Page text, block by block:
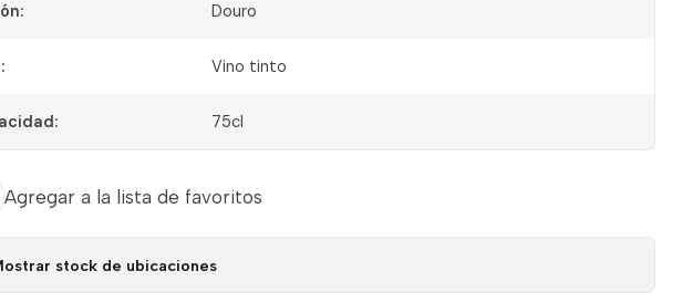
Douro
Vino tinto
75cl
Agregar a la lista de favoritos
stock de ubicaciones